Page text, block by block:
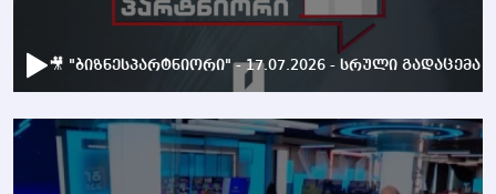
🎥 "ბიზნესპარტნიორი" - 17.07.2026 - სრული გადაცემა